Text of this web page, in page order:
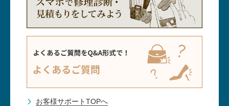
お客様サポートTOPへ